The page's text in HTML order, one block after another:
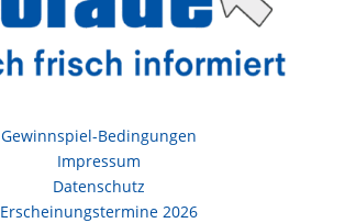
Gewinnspiel-Bedingungen
Impressum
Datenschutz
Erscheinungstermine 2026